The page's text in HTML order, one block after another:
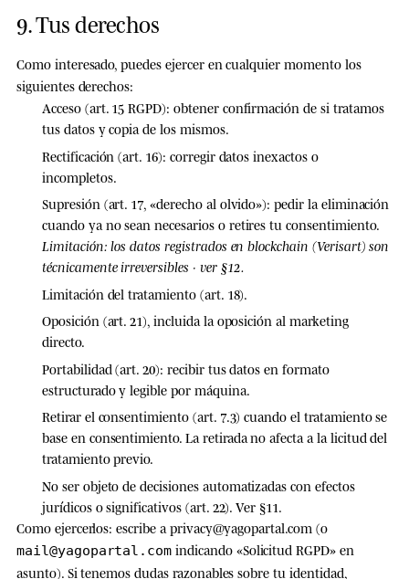
9. Tus derechos
Como interesado, puedes ejercer en cualquier momento los
siguientes derechos:
Acceso(art. 15 RGPD): obtener confirmación de si tratamos
tus datos y copia de los mismos.
Rectificación (art. 16): corregir datos inexactos o
incompletos.
Supresión (art. 17, «derecho al olvido»): pedir la eliminación
cuando ya no sean necesarios o retires tu consentimiento.
Limitación: los datos registrados en blockchain (Verisart) son
técnicamente irreversibles · ver §12.
Limitación del tratamiento(art. 18).
Oposición (art. 21), incluida la oposición al marketing
directo.
Portabilidad (art. 20): recibir tus datos en formato
estructurado y legible por máquina.
Retirar el consentimiento(art. 7.3) cuando el tratamiento se
base en consentimiento. La retirada no afecta a la licitud del
tratamiento previo.
No ser objeto de decisiones automatizadas con efectos
jurídicos o significativos (art. 22). Ver §11.
Como ejercerlos: escribe a privacy@yagopartal.com (o
mail@yagopartal.com indicando «Solicitud RGPD» en
asunto). Si tenemos dudas razonables sobre tu identidad,